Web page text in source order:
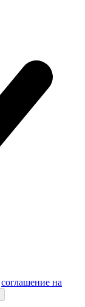
соглашение на